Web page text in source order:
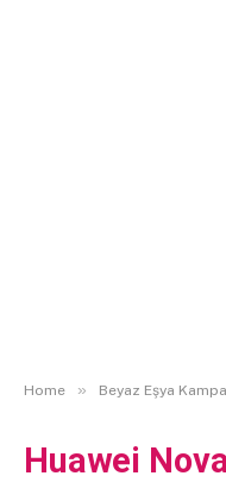
Home » Beyaz Eşya
Huawei